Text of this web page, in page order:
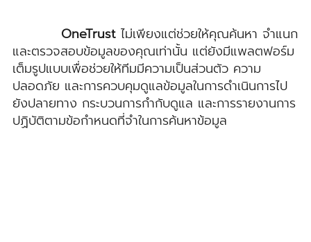
OneTrust ไม่เพียงแต่ช่วยให้คุณค้นหา จำแนก
และตรวจสอบข้อมูลของคุณเท่านั้น แต่ยังมีแพลตฟอร์ม
เต็มรูปแบบเพื่อช่วยให้ทีมมีความเป็นส่วนตัว ความ
ปลอดภัย และการควบคุมดูแลข้อมูลในการดำเนินการไป
ยังปลายทาง กระบวนการกำกับดูแล และการรายงานการ
ปฏิบัติตามข้อกำหนดที่จำในการค้นหาข้อมูล